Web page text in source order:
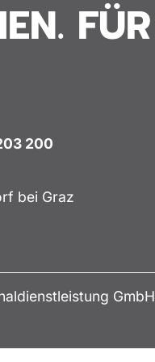
FÜR
200
bei Graz
GmbH